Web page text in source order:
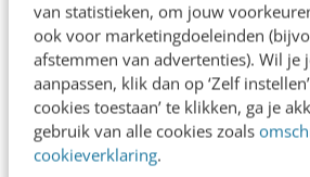
van statistieken, om jouw
ook voor marketingdoeleinden
afstemmen van advertenties). Wil je
aanpassen, klik dan op ‘Zelf
cookies toestaan’ te klikken, ga je
gebruik van alle cookies zoals
cookieverklaring.
Over ons
Ons team
Werken bij
Whitepapers